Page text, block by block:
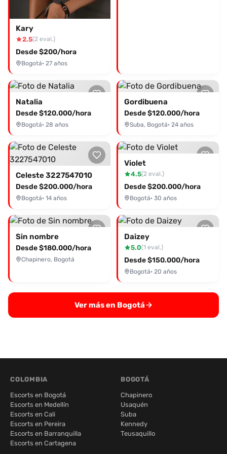
Kary
2.5(2 eval.)
Desde $200/hora
Bogotá· 27 años
Natalia
Desde $120.000/hora
Bogotá· 28 años
Gordibuena
Desde $120.000/hora
Suba, Bogotá· 24 años
Celeste 3227547010
Desde $200.000/hora
Bogotá· 14 años
Violet
4.5(2 eval.)
Desde $200.000/hora
Bogotá· 30 años
Sin nombre
Desde $180.000/hora
Chapinero, Bogotá
Daizey
5.0(1 eval.)
Desde $150.000/hora
Bogotá· 20 años
Ver más en Bogotá
COLOMBIA
Escorts en Bogotá
Escorts en Medellín
Escorts en Cali
Escorts en Pereira
Escorts en Barranquilla
Escorts en Cartagena
BOGOTÁ
Chapinero
Usaquén
Suba
Kennedy
Teusaquillo